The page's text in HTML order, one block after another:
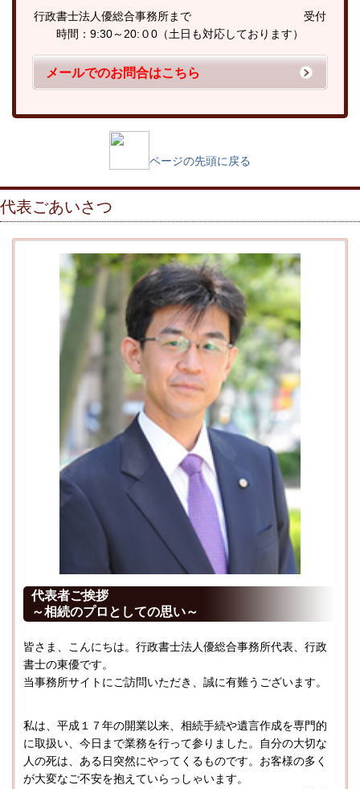
行政書士法人優総合事務所まで 受付
時間：9:30～20:０0（土日も対応しております）
メールでのお問合はこちら
ページの先頭に戻る
代表ごあいさつ
代表者ご挨拶
～相続のプロとしての思い～
皆さま、こんにちは。行政書士法人優総合事務所代表、行政
書士の東優です。
当事務所サイトにご訪問いただき、誠に有難うございます。
私は、平成１７年の開業以来、相続手続や遺言作成を専門的
に取扱い、今日まで業務を行って参りました。自分の大切な
人の死は、ある日突然にやってくるものです。お客様の多く
が大変なご不安を抱えていらっしゃいます。